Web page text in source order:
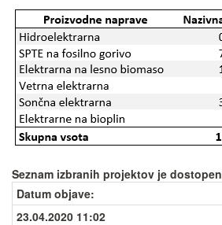
Seznam izbranih projektov je dostopen
Datum objave:
23.04.2020 11:02